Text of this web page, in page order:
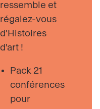
ressemble et
régalez-vous
d'Histoires
d'art !
Pack 21
conférences
pour